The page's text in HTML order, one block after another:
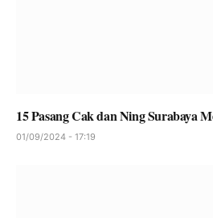
15 Pasang Cak dan Ning Surabaya
01/09/2024 - 17:19